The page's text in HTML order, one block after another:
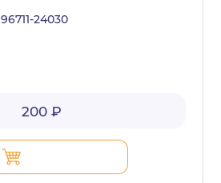
96711-24030
200 ₽